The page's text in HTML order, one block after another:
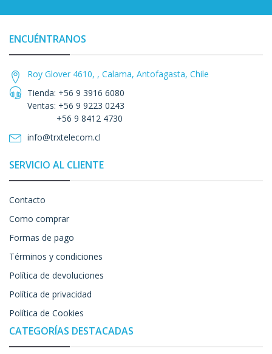
ENCUÉNTRANOS
Roy Glover 4610, , Calama, Antofagasta, Chile
Tienda: +56 9 3916 6080
Ventas: +56 9 9223 0243
+56 9 8412 4730
info@trxtelecom.cl
SERVICIO AL CLIENTE
Contacto
Como comprar
Formas de pago
Términos y condiciones
Política de devoluciones
Política de privacidad
Política de Cookies
CATEGORÍAS DESTACADAS